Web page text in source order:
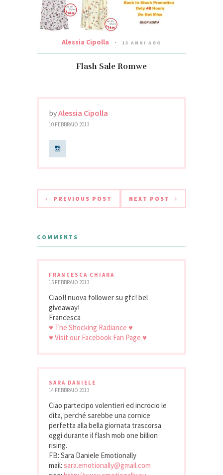
Alessia Cipolla 13 ANNI AGO
Flash Sale Romwe
byAlessia Cipolla
10 FEBBRAIO 2013
PREVIOUS POST NEXT POST
COMMENTS
FRANCESCA CHIARA
15 FEBBRAIO 2013
Ciao!! nuova follower su gfc! bel
giveaway!
Francesca
♥ The Shocking Radiance ♥
♥ Visit our Facebook Fan Page ♥
SARA DANIELE
14 FEBBRAIO 2013
Ciao partecipo volentieri ed incrocio le
dita, perché sarebbe una cornice
perfetta alla bella giornata trascorsa
oggi durante il flash mob one billion
rising.
FB: Sara Daniele Emotionally
mail: sara.emotionally@gmail.com